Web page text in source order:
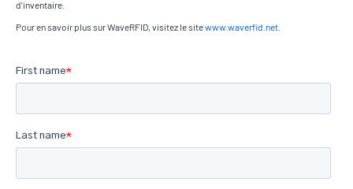
d'inventaire.
Pour en savoir plus sur WaveRFID, visitez le sitewww.waverfid.net